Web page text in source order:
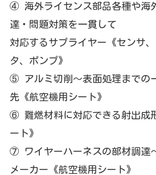
④ 海外ライセンス部品各種や海
達・問題対策を一貫して
対応するサプライヤー《センサ
タ、ポンプ》
⑤ アルミ切削～表面処理までの
先《航空機用シート》
⑥ 難燃材料に対応できる射出成
ート》
⑦ ワイヤーハーネスの部材調達
メーカー《航空機用シート》